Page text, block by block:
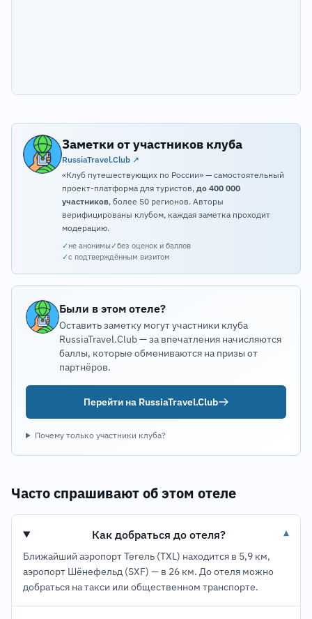
Заметки от участников клуба
RussiaTravel.Club ↗
«Клуб путешествующих по России» — самостоятельный
проект-платформа для туристов, до 400 000
участников, более 50 регионов. Авторы
верифицированы клубом, каждая заметка проходит
модерацию.
✓не анонимы✓без оценок и баллов
✓с подтверждённым визитом
Были в этом отеле?
Оставить заметку могут участники клуба
RussiaTravel.Club — за впечатления начисляются
баллы, которые обмениваются на призы от
партнёров.
Перейти на RussiaTravel.Club
Почему только участники клуба?
Часто спрашивают об этом отеле
Как добраться до отеля? ▾
Ближайший аэропорт Тегель (TXL) находится в 5,9 км,
аэропорт Шёнефельд (SXF) — в 26 км. До отеля можно
добраться на такси или общественном транспорте.